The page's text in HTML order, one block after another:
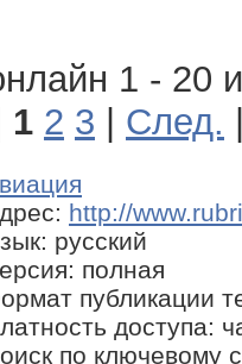
1 - 20
1 2 3 | След.
http://
русский
полная
публикации
доступа:
по ключевому